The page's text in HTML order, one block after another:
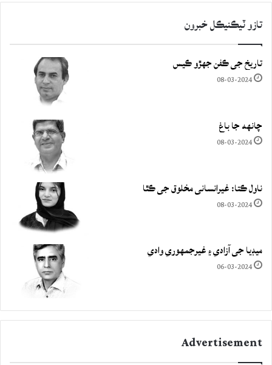
تازو ٽيڪنيڪل خبرون
تاريخ جي ڪفن جھڙو ڪيس
08-03-2024
چانهه جا باغ
08-03-2024
ناول ڪتا: غيرانساني مخلوق جي ڪٿا
08-03-2024
ميڊيا جي آزادي ۽ غيرجمھوري وادي
06-03-2024
Advertisement